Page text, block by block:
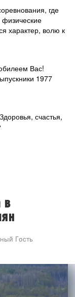
где
физические
характер, волю к
Вас!
1977
счастья,
в
Гость